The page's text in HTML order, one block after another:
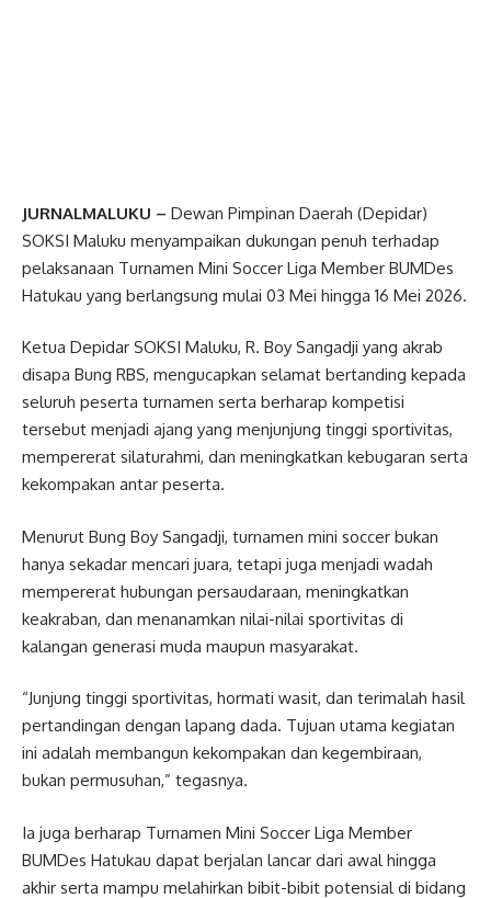
JURNALMALUKU – Dewan Pimpinan Daerah (Depidar)
SOKSI Maluku menyampaikan dukungan penuh terhadap
pelaksanaan Turnamen Mini Soccer Liga Member BUMDes
Hatukau yang berlangsung mulai 03 Mei hingga 16 Mei 2026.
Ketua Depidar SOKSI Maluku, R. Boy Sangadji yang akrab
disapa Bung RBS, mengucapkan selamat bertanding kepada
seluruh peserta turnamen serta berharap kompetisi
tersebut menjadi ajang yang menjunjung tinggi sportivitas,
mempererat silaturahmi, dan meningkatkan kebugaran serta
kekompakan antar peserta.
Menurut Bung Boy Sangadji, turnamen mini soccer bukan
hanya sekadar mencari juara, tetapi juga menjadi wadah
mempererat hubungan persaudaraan, meningkatkan
keakraban, dan menanamkan nilai-nilai sportivitas di
kalangan generasi muda maupun masyarakat.
“Junjung tinggi sportivitas, hormati wasit, dan terimalah hasil
pertandingan dengan lapang dada. Tujuan utama kegiatan
ini adalah membangun kekompakan dan kegembiraan,
bukan permusuhan,” tegasnya.
Ia juga berharap Turnamen Mini Soccer Liga Member
BUMDes Hatukau dapat berjalan lancar dari awal hingga
akhir serta mampu melahirkan bibit-bibit potensial di bidang